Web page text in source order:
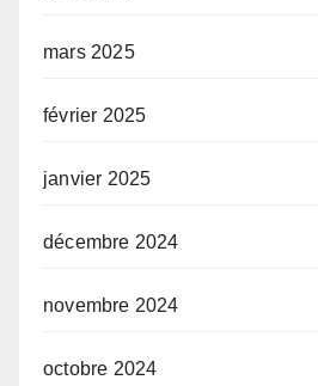
mars 2025
février 2025
janvier 2025
décembre 2024
novembre 2024
octobre 2024